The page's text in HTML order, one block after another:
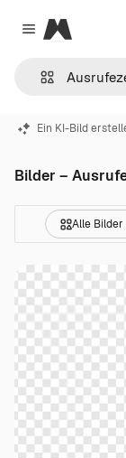
Close menu
Magnific
Ein KI-Bild
Bilder –
Alle Bilder